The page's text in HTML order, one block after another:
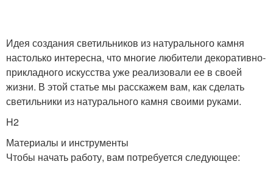
Идея создания светильников из натурального камня
настолько интересна, что многие любители декоративно-
прикладного искусства уже реализовали ее в своей
жизни. В этой статье мы расскажем вам, как сделать
светильники из натурального камня своими руками.
H2
Материалы и инструменты
Чтобы начать работу, вам потребуется следующее: